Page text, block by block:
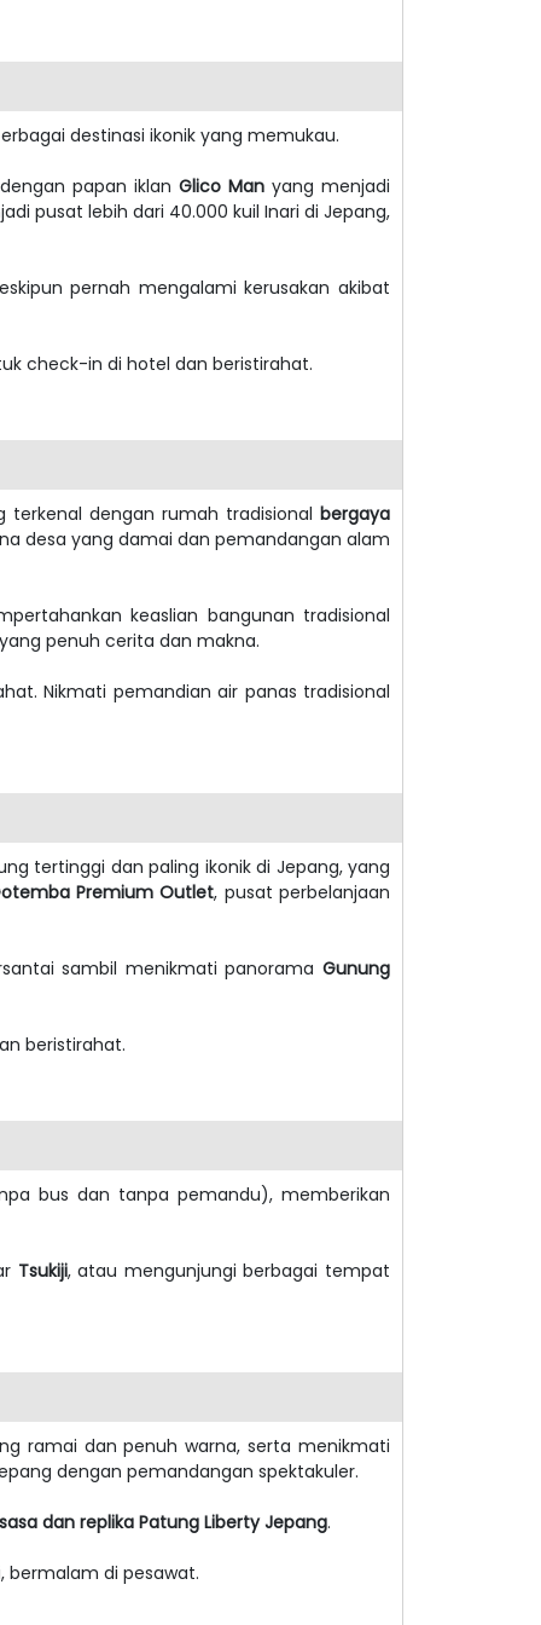
destinasi ikonik yang memukau.
papan iklanGlico Man yang menjadi
pusat lebih dari 40.000 kuil Inari di Jepang,
pernah mengalami kerusakan akibat
check-in di hotel dan beristirahat.
terkenal dengan rumah tradisional bergaya
desa yang damai dan pemandangan alam
keaslian bangunan tradisional
penuh cerita dan makna.
Nikmati pemandian air panas tradisional
tertinggi dan paling ikonik di Jepang, yang
Premium Outlet, pusat perbelanjaan
sambil menikmati panorama Gunung
beristirahat.
bus dan tanpa pemandu), memberikan
Tsukiji, atau mengunjungi berbagai tempat
ramai dan penuh warna, serta menikmati
dengan pemandangan spektakuler.
dan replika Patung Liberty Jepang.
bermalam di pesawat.